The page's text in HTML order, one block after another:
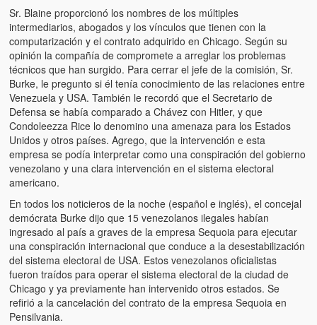
Sr. Blaine proporcionó los nombres de los múltiples
intermediarios, abogados y los vínculos que tienen con la
computarización y el contrato adquirido en Chicago. Según su
opinión la compañía de compromete a arreglar los problemas
técnicos que han surgido. Para cerrar el jefe de la comisión, Sr.
Burke, le pregunto si él tenía conocimiento de las relaciones entre
Venezuela y USA. También le recordó que el Secretario de
Defensa se había comparado a Chávez con Hitler, y que
Condoleezza Rice lo denomino una amenaza para los Estados
Unidos y otros países. Agrego, que la intervención e esta
empresa se podía interpretar como una conspiración del gobierno
venezolano y una clara intervención en el sistema electoral
americano.
En todos los noticieros de la noche (español e inglés), el concejal
demócrata Burke dijo que 15 venezolanos ilegales habían
ingresado al país a graves de la empresa Sequoia para ejecutar
una conspiración internacional que conduce a la desestabilización
del sistema electoral de USA. Estos venezolanos oficialistas
fueron traídos para operar el sistema electoral de la ciudad de
Chicago y ya previamente han intervenido otros estados. Se
refirió a la cancelación del contrato de la empresa Sequoia en
Pensilvania.